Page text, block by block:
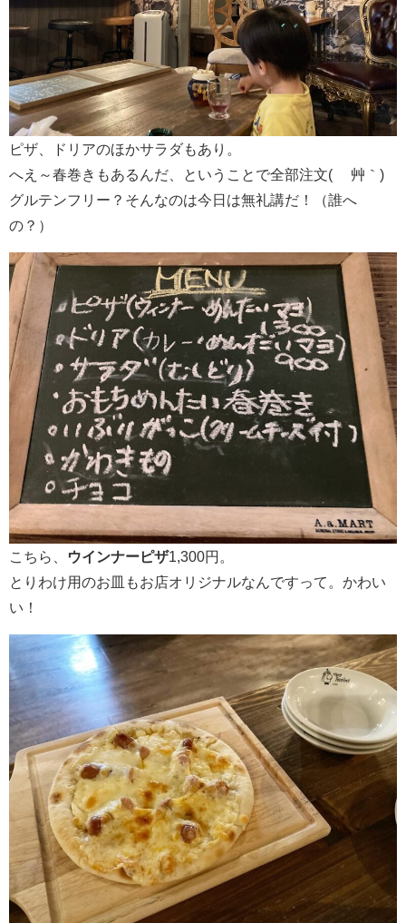
ピザ、ドリアのほかサラダもあり。
へえ～春巻きもあるんだ、ということで全部注文( ´艸｀)
グルテンフリー？そんなのは今日は無礼講だ！（誰へ
の？）
こちら、 ウインナーピザ1,300円。
とりわけ用のお皿もお店オリジナルなんですって。かわい
い！